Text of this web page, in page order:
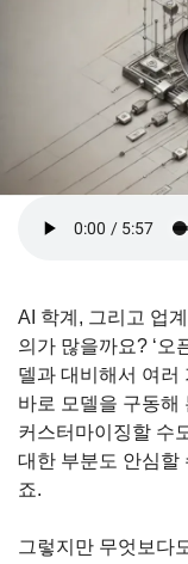
AI 학계, 그리고 업
의가 많을까요? ‘오
델과 대비해서 여러
바로 모델을 구동해
커스터마이징할 수
대한 부분도 안심할
죠.
그렇지만 무엇보다